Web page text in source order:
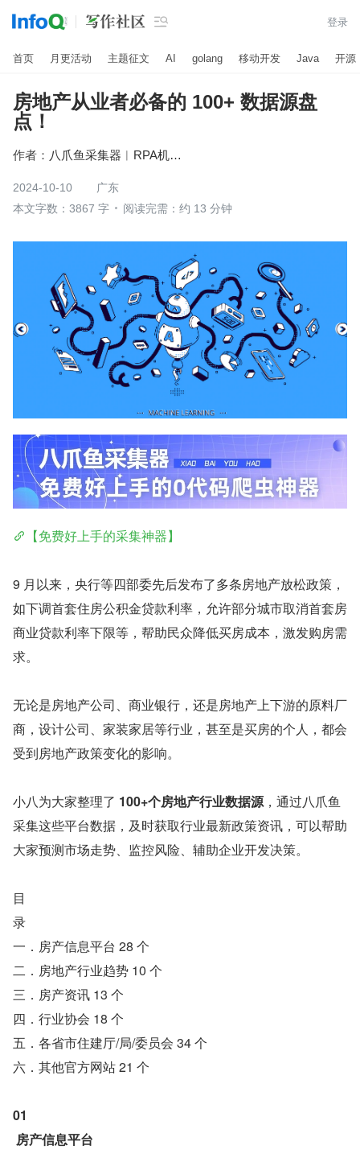
 登录
首页 月更活动 主题征文 AI golang 移动开发 Java 开源
房地产从业者必备的 100+ 数据源盘
点！
作者： 八爪鱼采集器︱RPA机器人
2024-10-10
广东
本文字数：3867 字
阅读完需：约 13 分钟
【免费好上手的采集神器】
9 月以来，央行等四部委先后发布了多条房地产放松政策，
如下调首套住房公积金贷款利率，允许部分城市取消首套房
商业贷款利率下限等，帮助民众降低买房成本，激发购房需
求。
无论是房地产公司、商业银行，还是房地产上下游的原料厂
商，设计公司、家装家居等行业，甚至是买房的个人，都会
受到房地产政策变化的影响。
小八为大家整理了 100+个房地产行业数据源 ，通过八爪鱼
采集这些平台数据，及时获取行业最新政策资讯，可以帮助
大家预测市场走势、监控风险、辅助企业开发决策。
目
录
一．房产信息平台 28 个
二．房地产行业趋势 10 个
三．房产资讯 13 个
四．行业协会 18 个
五．各省市住建厅/局/委员会 34 个
六．其他官方网站 21 个
01
房产信息平台